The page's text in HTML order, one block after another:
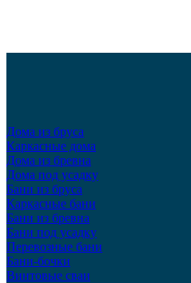
Дома из бруса
Каркасные дома
Дома из бревна
Дома под усадку
Бани из бруса
Каркасные бани
Бани из бревна
Бани под усадку
Перевозные бани
Бани-бочки
Винтовые сваи